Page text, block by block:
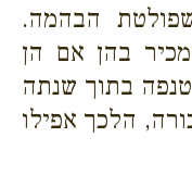
הבהמה.
בהן אם הן
בתוך שנתה
הלכך אפילו